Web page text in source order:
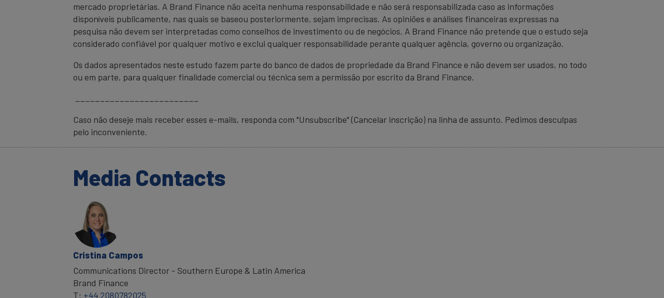
mercado proprietárias. A Brand Finance não aceita nenhuma responsabilidade e não será responsabilizada caso as informações
disponíveis publicamente, nas quais se baseou posteriormente, sejam imprecisas. As opiniões e análises financeiras expressas na
pesquisa não devem ser interpretadas como conselhos de investimento ou de negócios. A Brand Finance não pretende que o estudo seja
considerado confiável por qualquer motivo e exclui qualquer responsabilidade perante qualquer agência, governo ou organização.
Os dados apresentados neste estudo fazem parte do banco de dados de propriedade da Brand Finance e não devem ser usados, no todo
ou em parte, para qualquer finalidade comercial ou técnica sem a permissão por escrito da Brand Finance.
Caso não deseje mais receber esses e-mails, responda com "Unsubscribe" (Cancelar inscrição) na linha de assunto. Pedimos desculpas
pelo inconveniente.
Media Contacts
Cristina Campos
Communications Director - Southern Europe & Latin America
Brand Finance
T: +44 2080782025